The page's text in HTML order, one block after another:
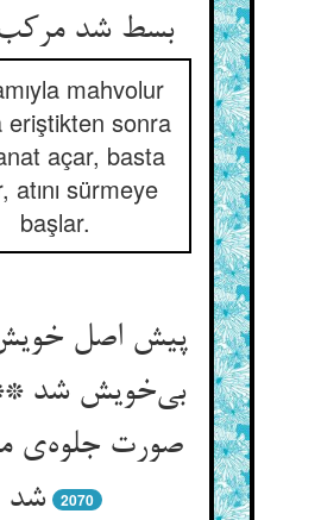
بسط شد مرکب
mahvolur
eriştikten sonra
açar, basta
atını sürmeye
başlar.
پیش اصل
بی‌خویش شد
صورت جلوه‌ی
شد
2070